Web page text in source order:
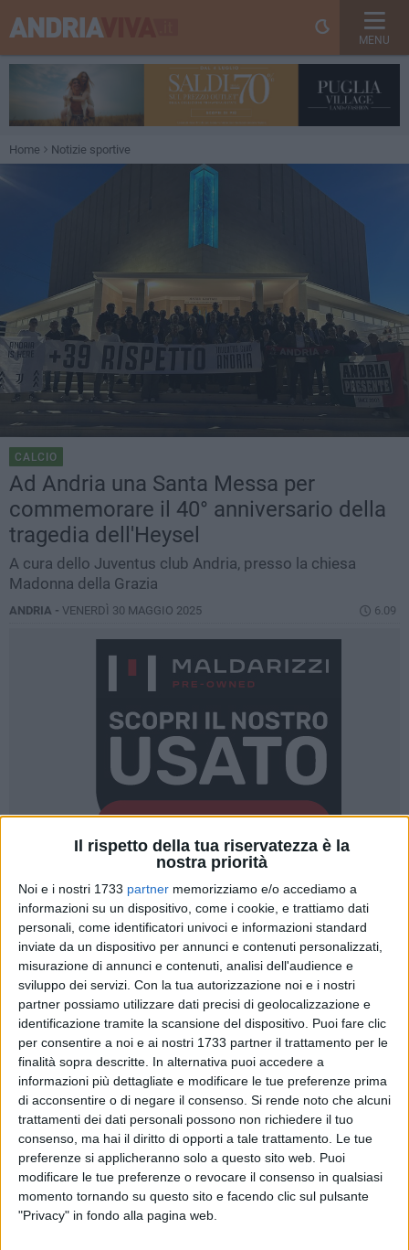
Il rispetto della tua riservatezza è la
nostra priorità
Noi e i nostri 1733 partner memorizziamo e/o accediamo a
informazioni su un dispositivo, come i cookie, e trattiamo dati
personali, come identificatori univoci e informazioni standard
inviate da un dispositivo per annunci e contenuti personalizzati,
misurazione di annunci e contenuti, analisi dell'audience e
sviluppo dei servizi. Con la tua autorizzazione noi e i nostri
partner possiamo utilizzare dati precisi di geolocalizzazione e
identificazione tramite la scansione del dispositivo. Puoi fare clic
per consentire a noi e ai nostri 1733 partner il trattamento per le
finalità sopra descritte. In alternativa puoi accedere a
informazioni più dettagliate e modificare le tue preferenze prima
di acconsentire o di negare il consenso. Si rende noto che alcuni
trattamenti dei dati personali possono non richiedere il tuo
consenso, ma hai il diritto di opporti a tale trattamento. Le tue
preferenze si applicheranno solo a questo sito web. Puoi
modificare le tue preferenze o revocare il consenso in qualsiasi
momento tornando su questo sito e facendo clic sul pulsante
"Privacy" in fondo alla pagina web.
MENU
Home Notizie sportive
CALCIO
Ad Andria una Santa Messa per
commemorare il 40° anniversario della
tragedia dell'Heysel
A cura dello Juventus club Andria, presso la chiesa
Madonna della Grazia
ANDRIA - VENERDÌ 30 MAGGIO 2025 6.09
26
A cura dello Juventus club Andria, presso la chiesa
Madonna della Grazia si è celebrata la Santa Messa per
commemorare il 40° anniversario della tragedia dell'Heysel,
nella quale persero la vita 39 persone.
Ampia la partecipazione arricchita dalla presenza di una
rappresentanza del Milan club e dalle profonde e
significative riflessioni espresse nella sua omelia da don Vito
Zinfollino.
Sono trascorsi 40 anni dalla tragica serata del 29 maggio
1985 dove all'interno dello stadio belga di Bruxelles, pochi
minuti prima del fischio d'inizio della finale di Coppa dei